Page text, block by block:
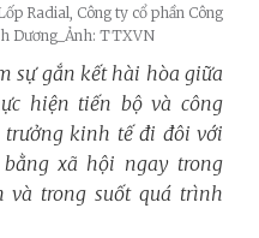
Radial, Công ty cổ phần Công
Dương_Ảnh: TTXVN
sự gắn kết hài hòa giữa
hiện tiến bộ và công
kinh tế đi đôi với
xã hội ngay trong
và trong suốt quá trình